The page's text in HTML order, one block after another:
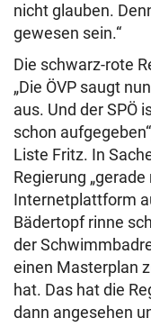
nicht glauben.
gewesen sein.“
Die schwarz-rote
„Die ÖVP saugt
aus. Und der SPÖ
schon
Liste Fritz. In
Regierung
Internetplattform
Bädertopf rinne
der
einen Masterplan
hat. Das hat die
dann angesehen